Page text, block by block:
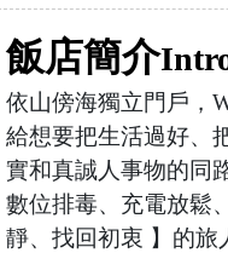
飯店簡介
依山傍海獨立門戶，
給想要把生活過好、
實和真誠人事物的同
數位排毒、充電放鬆
靜、找回初衷 】的旅